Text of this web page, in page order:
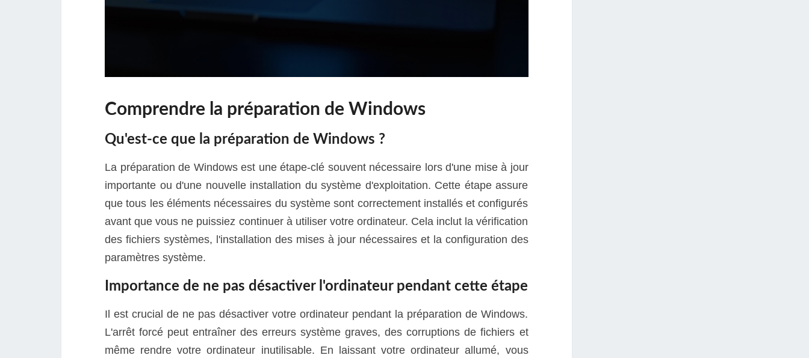
Comprendre la préparation de Windows
Qu'est-ce que la préparation de Windows ?
La préparation de Windows est une étape-clé souvent nécessaire lors d'une mise à jour
importante ou d'une nouvelle installation du système d'exploitation. Cette étape assure
que tous les éléments nécessaires du système sont correctement installés et configurés
avant que vous ne puissiez continuer à utiliser votre ordinateur. Cela inclut la vérification
des fichiers systèmes, l'installation des mises à jour nécessaires et la configuration des
paramètres système.
Importance de ne pas désactiver l'ordinateur pendant cette étape
Il est crucial de ne pas désactiver votre ordinateur pendant la préparation de Windows.
L'arrêt forcé peut entraîner des erreurs système graves, des corruptions de fichiers et
même rendre votre ordinateur inutilisable. En laissant votre ordinateur allumé, vous